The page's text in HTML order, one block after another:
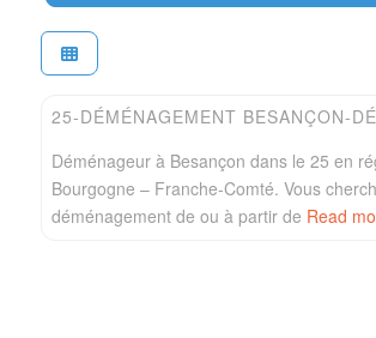
Easydem
Déménageur à Besançon dans le 25 en
Bourgogne – Franche-Comté. Vous
déménagement de ou à partir de Read